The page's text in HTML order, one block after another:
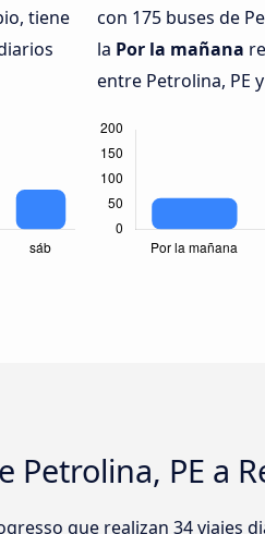
tiene
con 175 buses de
la Por la mañana
entre Petrolina, PE
PE a
que realizan 34 viajes